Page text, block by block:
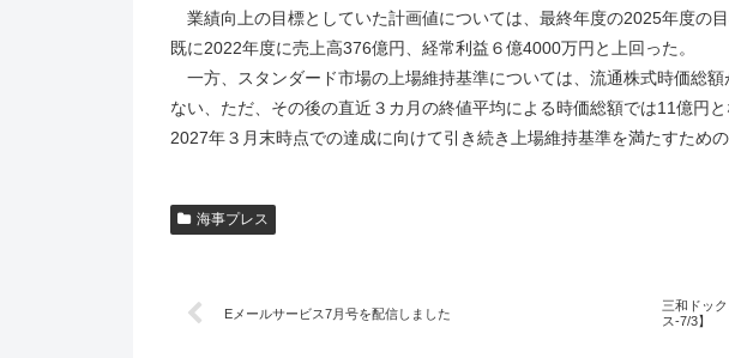
業績向上の目標としていた計画値については、最終年度の2025年度の
既に2022年度に売上高376億円、経常利益６億4000万円と上回った。
一方、スタンダード市場の上場維持基準については、流通株式時価総
ない、ただ、その後の直近３カ月の終値平均による時価総額では11億円
2027年３月末時点での達成に向けて引き続き上場維持基準を満たすため
海事プレス
Eメールサービス7月号を配信しました
三和ドッ
ス-7/3】